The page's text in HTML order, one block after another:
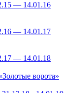
— 14.01.16
— 14.01.17
— 14.01.18
ворота»